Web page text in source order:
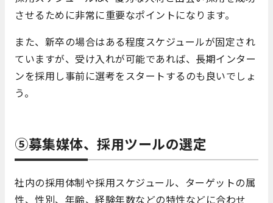
させるために非常に重要なポイントになります。
また、新卒の場合はある程度スケジュールが固定され
ていますが、受け入れが可能であれば、長期インター
ンを採用し事前に選考をスタートするのも良いでしょ
う。
⑤募集媒体、採用ツールの選定
社内の採用体制や採用スケジュール、ターゲットの属
性、性別、年齢、経験年数などの特性などに合わせ